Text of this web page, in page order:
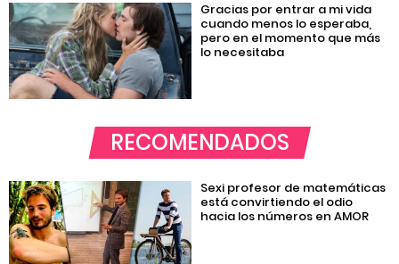
Gracias por entrar a mi vida
cuando menos lo esperaba,
pero en el momento que más
lo necesitaba
RECOMENDADOS
Sexi profesor de matemáticas
está convirtiendo el odio
hacia los números en AMOR